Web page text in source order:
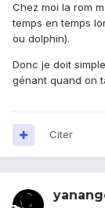
Chez moi la rom
temps en temps
ou dolphin).
Donc je doit
génant quand on
Citer